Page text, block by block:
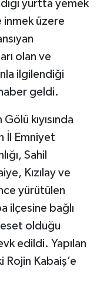
yurtta yemek
inmek üzere
olan ve
ilgilendiği
geldi.
kıyısında
İl Emniyet
Sahil
Kızılay ve
yürütülen
ilçesine bağlı
olduğu
edildi. Yapılan
Rojin Kabaiş’e